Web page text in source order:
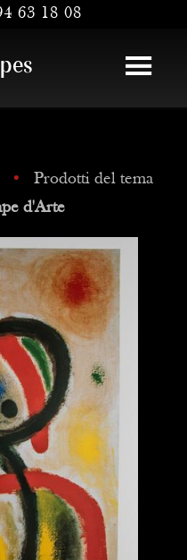
63 18 08
•
Prodotti del tema
d'Arte